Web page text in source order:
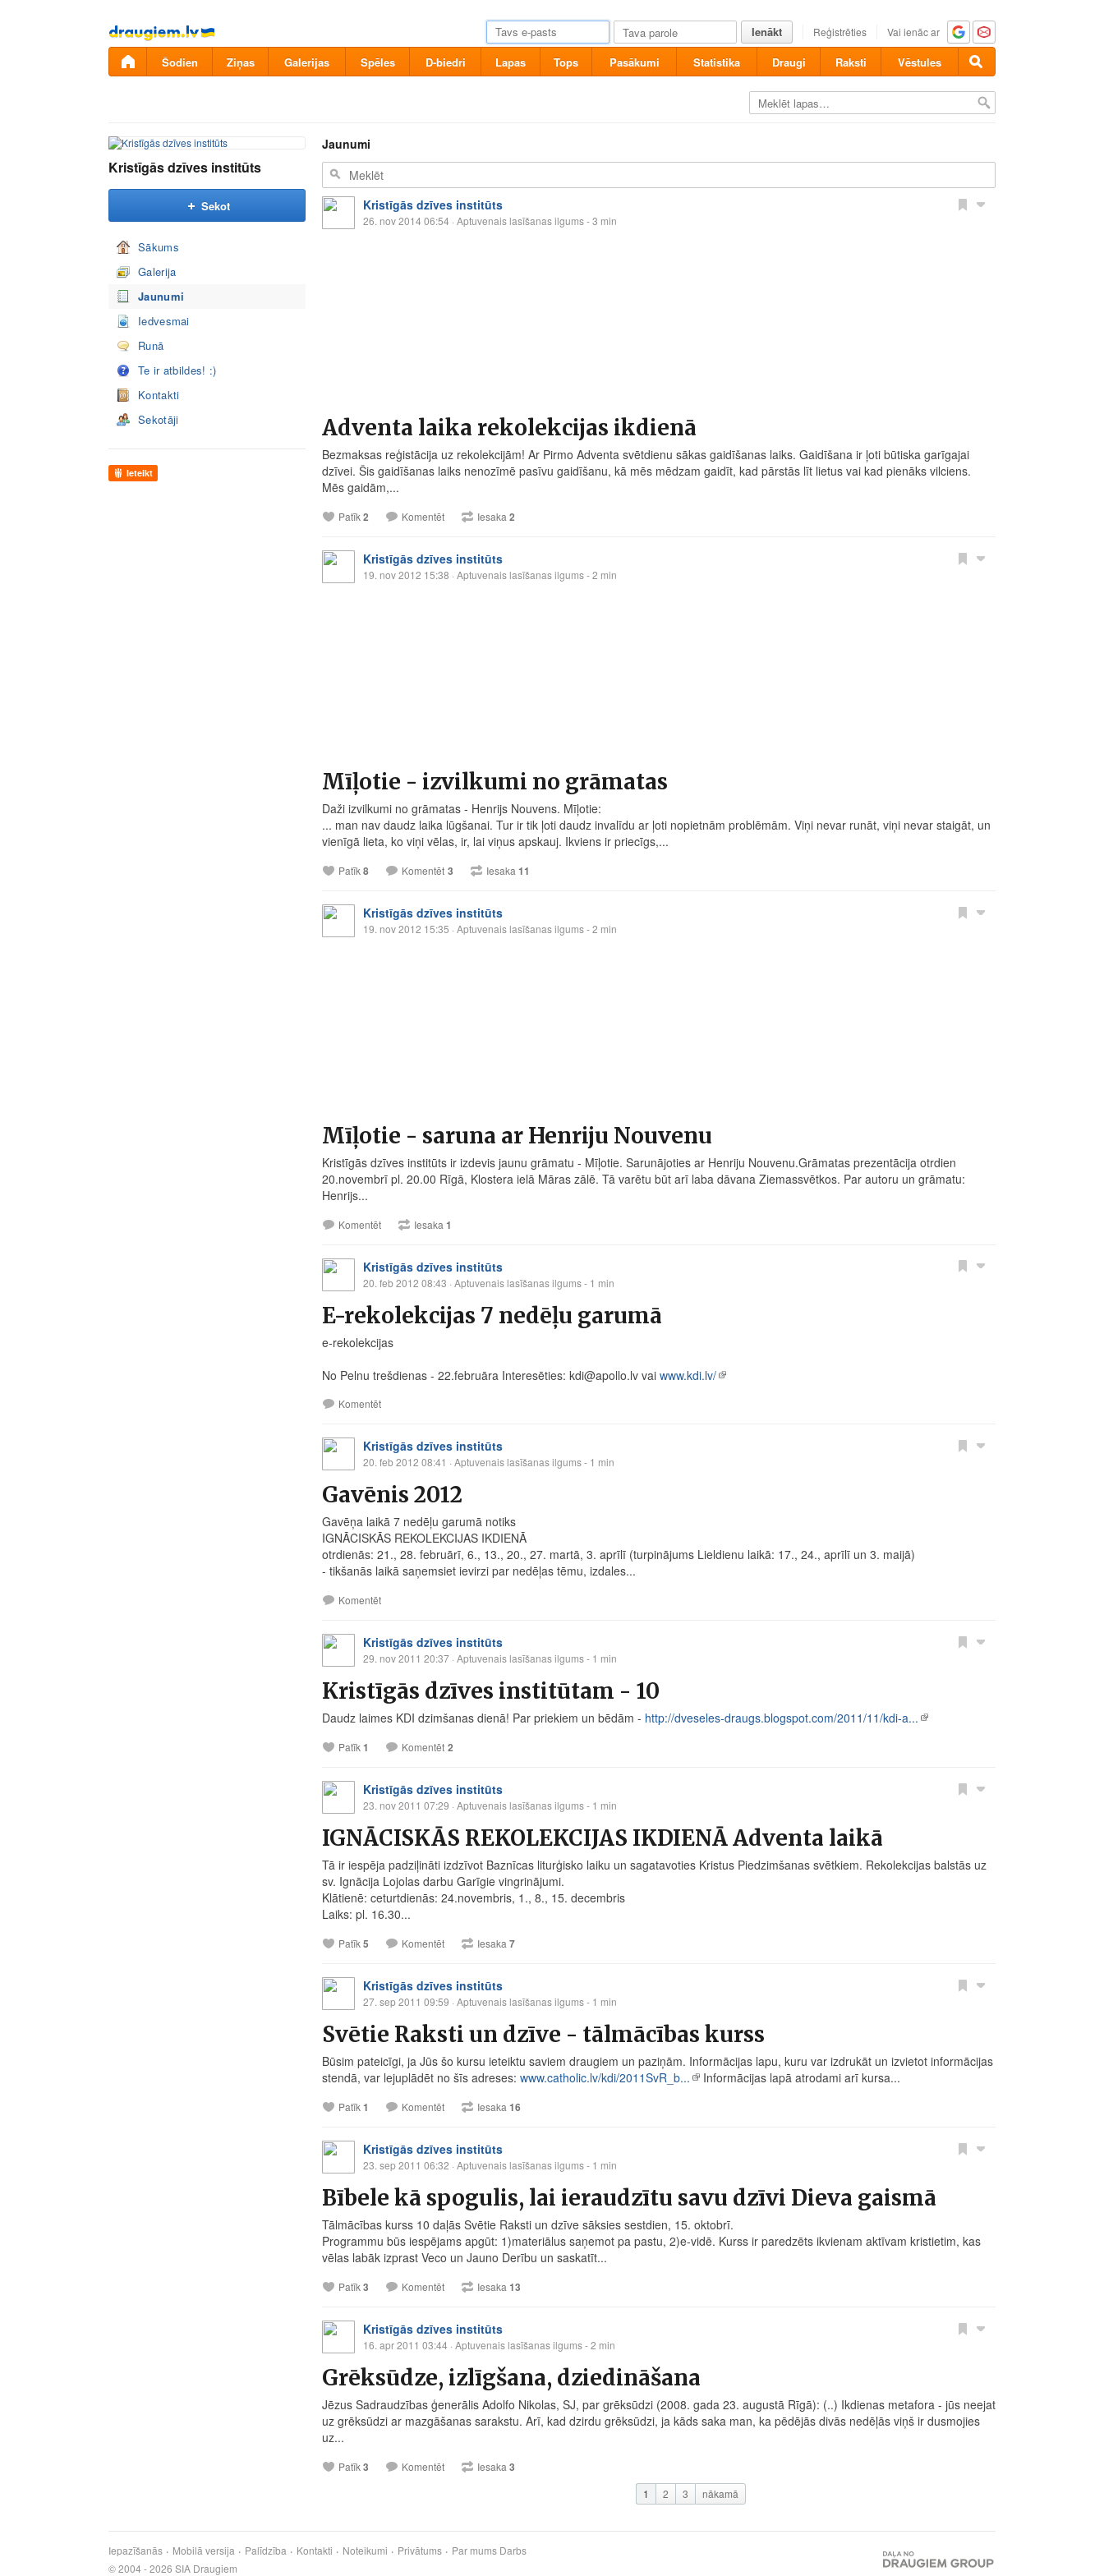
Pāriet
uz
saturu
Ienākt Reģistrēties Vai ienāc ar
Šodien Ziņas Galerijas Spēles D-biedri Lapas Tops Pasākumi Statistika Draugi Raksti Vēstules
Kristīgās dzīves institūts
Sekot
Sākums
Galerija
Jaunumi
Iedvesmai
Runā
Te ir atbildes! :)
Kontakti
Sekotāji
Ieteikt
Jaunumi
Kristīgās dzīves institūts
26. nov 2014 06:54 · Aptuvenais lasīšanas ilgums - 3 min
Adventa laika rekolekcijas ikdienā
Bezmaksas reģistācija uz rekolekcijām! Ar Pirmo Adventa svētdienu sākas gaidīšanas laiks. Gaidīšana ir ļoti būtiska garīgajai
dzīvei. Šis gaidīšanas laiks nenozīmē pasīvu gaidīšanu, kā mēs mēdzam gaidīt, kad pārstās līt lietus vai kad pienāks vilciens.
Mēs gaidām,...
Patīk2 Komentēt Iesaka 2
Kristīgās dzīves institūts
19. nov 2012 15:38 · Aptuvenais lasīšanas ilgums - 2 min
Mīļotie - izvilkumi no grāmatas
Daži izvilkumi no grāmatas - Henrijs Nouvens. Mīļotie:
... man nav daudz laika lūgšanai. Tur ir tik ļoti daudz invalīdu ar ļoti nopietnām problēmām. Viņi nevar runāt, viņi nevar staigāt, un
vienīgā lieta, ko viņi vēlas, ir, lai viņus apskauj. Ikviens ir priecīgs,...
Patīk8 Komentēt 3 Iesaka 11
Kristīgās dzīves institūts
19. nov 2012 15:35 · Aptuvenais lasīšanas ilgums - 2 min
Mīļotie - saruna ar Henriju Nouvenu
Kristīgās dzīves institūts ir izdevis jaunu grāmatu - Mīļotie. Sarunājoties ar Henriju Nouvenu.Grāmatas prezentācija otrdien
20.novembrī pl. 20.00 Rīgā, Klostera ielā Māras zālē. Tā varētu būt arī laba dāvana Ziemassvētkos. Par autoru un grāmatu:
Henrijs...
Komentēt Iesaka 1
Kristīgās dzīves institūts
20. feb 2012 08:43 · Aptuvenais lasīšanas ilgums - 1 min
E-rekolekcijas 7 nedēļu garumā
e-rekolekcijas
No Pelnu trešdienas - 22.februāra Interesēties: kdi@apollo.lv vai www.kdi.lv/
Komentēt
Kristīgās dzīves institūts
20. feb 2012 08:41 · Aptuvenais lasīšanas ilgums - 1 min
Gavēnis 2012
Gavēņa laikā 7 nedēļu garumā notiks
IGNĀCISKĀS REKOLEKCIJAS IKDIENĀ
otrdienās: 21., 28. februārī, 6., 13., 20., 27. martā, 3. aprīlī (turpinājums Lieldienu laikā: 17., 24., aprīlī un 3. maijā)
- tikšanās laikā saņemsiet ievirzi par nedēļas tēmu, izdales...
Komentēt
Kristīgās dzīves institūts
29. nov 2011 20:37 · Aptuvenais lasīšanas ilgums - 1 min
Kristīgās dzīves institūtam - 10
Daudz laimes KDI dzimšanas dienā! Par priekiem un bēdām - http://dveseles-draugs.blogspot.com/2011/11/kdi-a...
Patīk1 Komentēt 2
Kristīgās dzīves institūts
23. nov 2011 07:29 · Aptuvenais lasīšanas ilgums - 1 min
IGNĀCISKĀS REKOLEKCIJAS IKDIENĀ Adventa laikā
Tā ir iespēja padziļināti izdzīvot Baznīcas liturģisko laiku un sagatavoties Kristus Piedzimšanas svētkiem. Rekolekcijas balstās uz
sv. Ignācija Lojolas darbu Garīgie vingrinājumi.
Klātienē: ceturtdienās: 24.novembris, 1., 8., 15. decembris
Laiks: pl. 16.30...
Patīk5 Komentēt Iesaka 7
Kristīgās dzīves institūts
27. sep 2011 09:59 · Aptuvenais lasīšanas ilgums - 1 min
Svētie Raksti un dzīve - tālmācības kurss
Būsim pateicīgi, ja Jūs šo kursu ieteiktu saviem draugiem un paziņām. Informācijas lapu, kuru var izdrukāt un izvietot informācijas
stendā, var lejuplādēt no šīs adreses: www.catholic.lv/kdi/2011SvR_b... Informācijas lapā atrodami arī kursa...
Patīk1 Komentēt Iesaka 16
Kristīgās dzīves institūts
23. sep 2011 06:32 · Aptuvenais lasīšanas ilgums - 1 min
Bībele kā spogulis, lai ieraudzītu savu dzīvi Dieva gaismā
Tālmācības kurss 10 daļās Svētie Raksti un dzīve sāksies sestdien, 15. oktobrī.
Programmu būs iespējams apgūt: 1)materiālus saņemot pa pastu, 2)e-vidē. Kurss ir paredzēts ikvienam aktīvam kristietim, kas
vēlas labāk izprast Veco un Jauno Derību un saskatīt...
Patīk3 Komentēt Iesaka 13
Kristīgās dzīves institūts
16. apr 2011 03:44 · Aptuvenais lasīšanas ilgums - 2 min
Grēksūdze, izlīgšana, dziedināšana
Jēzus Sadraudzības ģenerālis Adolfo Nikolas, SJ, par grēksūdzi (2008. gada 23. augustā Rīgā): (..) Ikdienas metafora - jūs neejat
uz grēksūdzi ar mazgāšanas sarakstu. Arī, kad dzirdu grēksūdzi, ja kāds saka man, ka pēdējās divās nedēļās viņš ir dusmojies
uz...
Patīk3 Komentēt Iesaka 3
1 2 3 nākamā
Iepazīšanās Mobilā versija Palīdzība Kontakti Noteikumi Privātums Par mums Darbs
© 2004 - 2026 SIA Draugiem